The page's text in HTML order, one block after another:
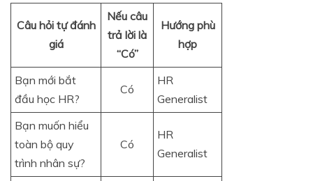
Câu hỏi tự đánh
giá
Nếu câu
trả lời là
“Có”
Hướng phù
hợp
Bạn mới bắt
đầu học HR?
Có
HR
Generalist
Bạn muốn hiểu
toàn bộ quy
trình nhân sự?
Có
HR
Generalist